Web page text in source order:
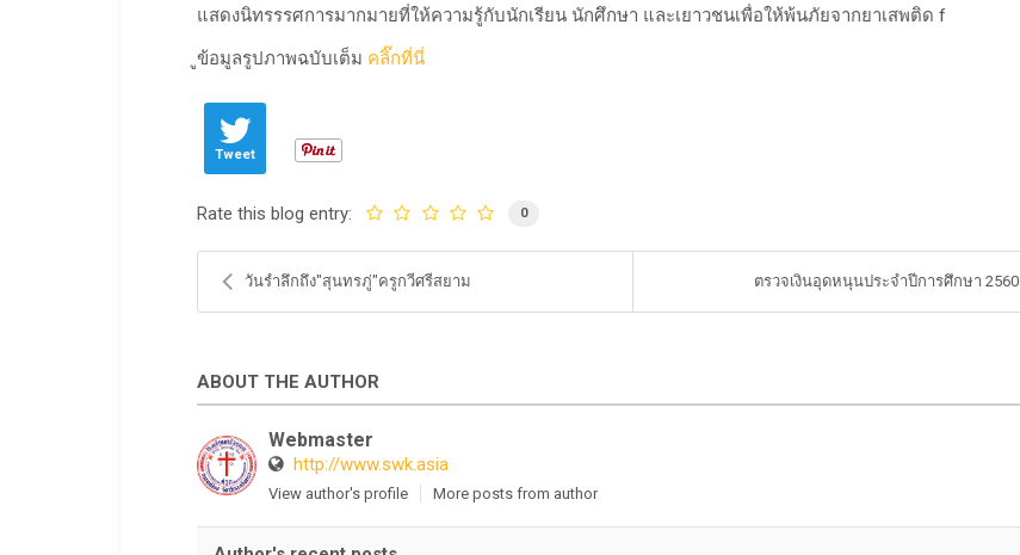
แสดงนิทรรรศการมากมายที่ให้ความรู้กับนักเรียน นักศึกษา และเยาวชนเพื่อให้พ้นภัยจากยาเสพติด f
ูข้อมูลรูปภาพฉบับเต็ม คลิ๊กที่นี่
Tweet
Rate this blog entry: 0
วันรำลึกถึง"สุนทรภู่"ครูกวีศรีสยาม ตรวจเงินอุดหนุนประจำปีการศึกษา 2560
ABOUT THE AUTHOR
Webmaster
http://www.swk.asia
View author's profile More posts from author